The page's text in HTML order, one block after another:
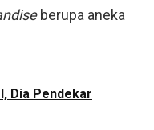
berupa aneka
Dia Pendekar